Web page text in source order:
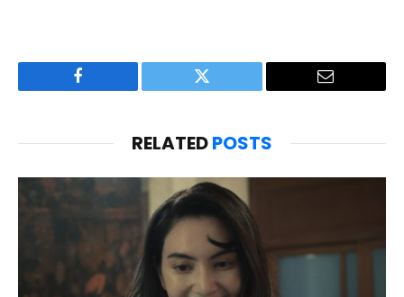
Facebook Twitter Email
RELATEDPOSTS